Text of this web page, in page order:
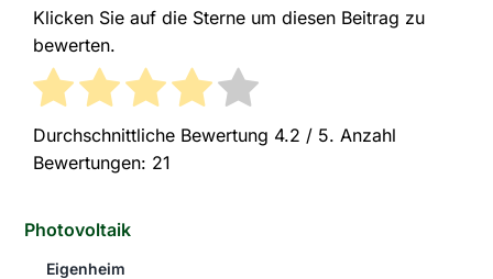
Photovoltaik
Eigenheim
Klicken Sie auf die Sterne um diesen Beitrag zu
bewerten.
Durchschnittliche Bewertung 4.2 / 5. Anzahl
Bewertungen: 21